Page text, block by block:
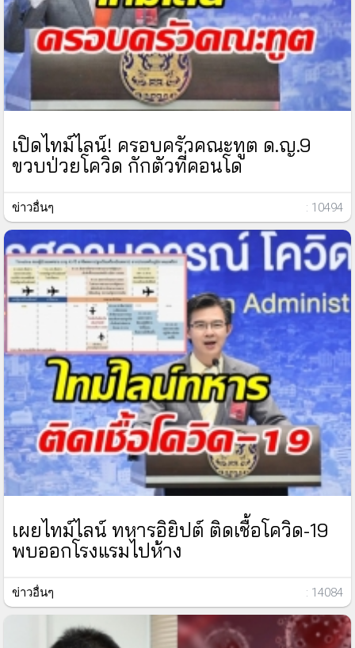
เปิดไทม์ไลน์! ครอบครัวคณะทูต ด.ญ.9
ขวบป่วยโควิด กักตัวที่คอนโด
ข่าวอื่นๆ : 10494
เผยไทม์ไลน์ ทหารอิยิปต์ ติดเชื้อโควิด-19
พบออกโรงแรมไปห้าง
ข่าวอื่นๆ : 14084